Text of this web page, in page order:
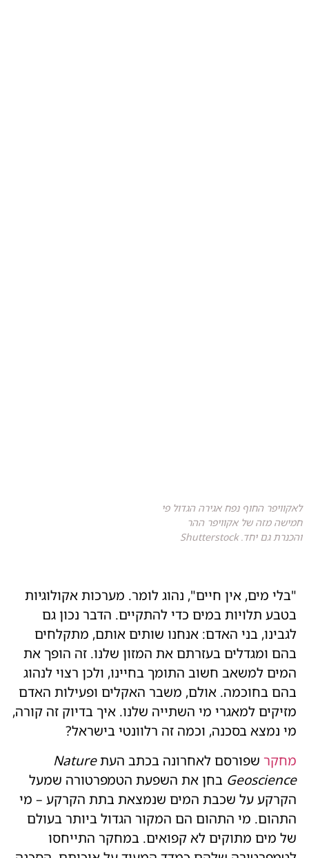
לאקוויפר החוף נפח אגירה הגדול פי
חמישה מזה של אקוויפר ההר
והכנרת גם יחד. Shutterstock
"בלי מים, אין חיים", נהוג לומר. מערכות אקולוגיות
בטבע תלויות במים כדי להתקיים. הדבר נכון גם
לגבינו, בני האדם: אנחנו שותים אותם, מתקלחים
בהם ומגדלים בעזרתם את המזון שלנו. זה הופך את
המים למשאב חשוב התומך בחיינו, ולכן רצוי לנהוג
בהם בחוכמה. אולם, משבר האקלים ופעילות האדם
מזיקים למאגרי מי השתייה שלנו. איך בדיוק זה קורה,
מי נמצא בסכנה, וכמה זה רלוונטי בישראל?
מחקרשפורסם לאחרונה בכתב העתNature
Geoscience בחן את השפעת הטמפרטורה שמעל
הקרקע על שכבת המים שנמצאת בתת הקרקע – מי
התהום. מי התהום הם המקור הגדול ביותר בעולם
של מים מתוקים לא קפואים. במחקר התייחסו